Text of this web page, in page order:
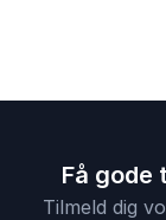
Få gode
Tilmeld dig